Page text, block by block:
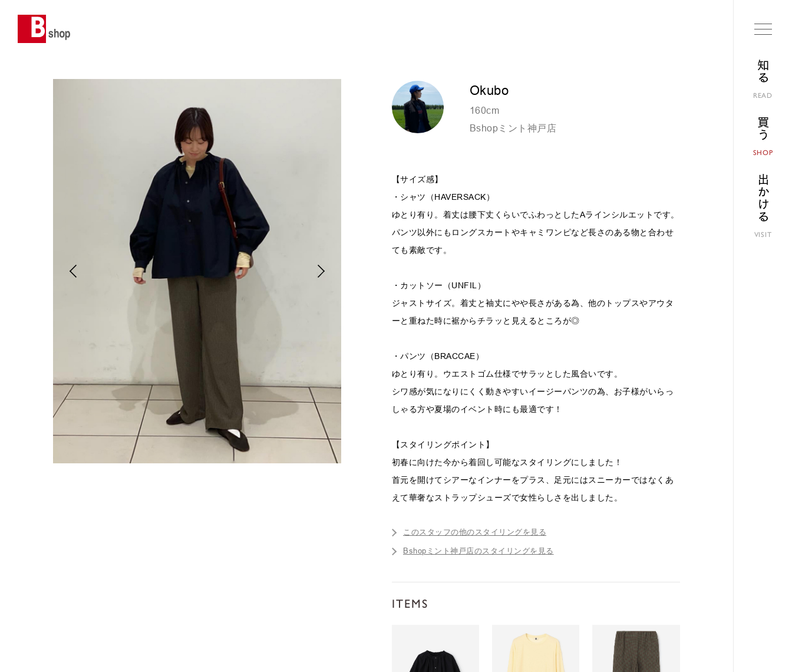
知る
READ
買う
SHOP
出かける
VISIT
Okubo
160cm
Bshopミント神戸店
【サイズ感】
・シャツ（HAVERSACK）
ゆとり有り。着丈は腰下丈くらいでふわっとしたAラインシルエットです。
パンツ以外にもロングスカートやキャミワンピなど長さのある物と合わせ
ても素敵です。
・カットソー（UNFIL）
ジャストサイズ。着丈と袖丈にやや長さがある為、他のトップスやアウタ
ーと重ねた時に裾からチラッと見えるところが◎
・パンツ（BRACCAE）
ゆとり有り。ウエストゴム仕様でサラッとした風合いです。
シワ感が気になりにくく動きやすいイージーパンツの為、お子様がいらっ
しゃる方や夏場のイベント時にも最適です！
【スタイリングポイント】
初春に向けた今から着回し可能なスタイリングにしました！
首元を開けてシアーなインナーをプラス、足元にはスニーカーではなくあ
えて華奢なストラップシューズで女性らしさを出しました。
このスタッフの他のスタイリングを見る
Bshopミント神戸店のスタイリングを見る
ITEMS